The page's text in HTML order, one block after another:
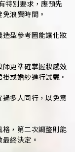
特別要求，應預先
浪費時間。
型參考圖能讓化妝
更準確掌握妝感效
或婚紗進行試戴。
多人同行，以免意
，第二次調整則能
終決定。